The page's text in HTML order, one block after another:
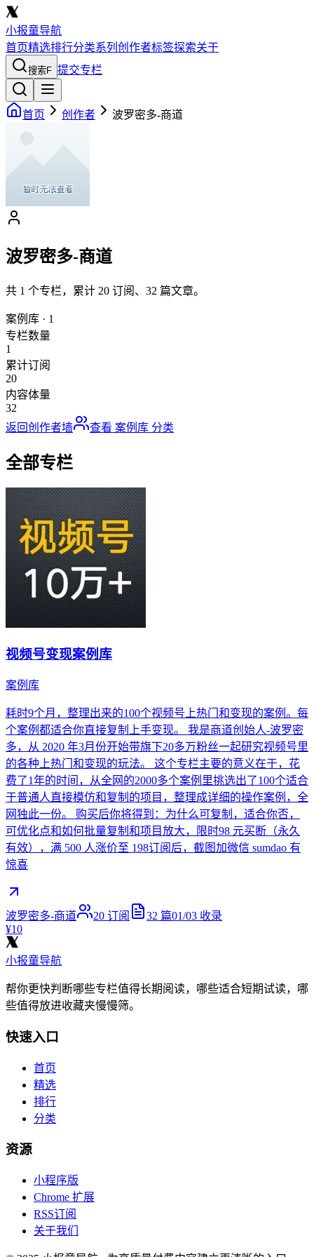
小报童导航
首页精选排行分类系列 创作者标签探索关于
搜索F 提交专栏
首页 创作者 波罗密多-商道
波罗密多-商道
共 1 个专栏，累计 20 订阅、 32 篇文章。
案例库 · 1
专栏数量
1
累计订阅
20
内容体量
32
返回创作者墙
查看 案例库 分类
全部专栏
视频号变现案例库
案例库
耗时9个月，整理出来的100个视频号上热门和变现的案例。每
个案例都适合你直接复制上手变现。 我是商道创始人-波罗密
多，从 2020 年3月份开始带旗下20多万粉丝一起研究视频号里
的各种上热门和变现的玩法。 这个专栏主要的意义在于，花
费了1年的时间，从全网的2000多个案例里挑选出了100个适合
于普通人直接模仿和复制的项目，整理成详细的操作案例，全
网独此一份。 购买后你将得到：为什么可复制，适合你否，
可优化点和如何批量复制和项目放大，限时98 元买断（永久
有效），满 500 人涨价至 198订阅后，截图加微信 sumdao 有
惊喜
波罗密多-商道 20 订阅 32 篇01/03 收录
¥10
小报童导航
帮你更快判断哪些专栏值得长期阅读，哪些适合短期试读，哪
些值得放进收藏夹慢慢筛。
快速入口
首页
精选
排行
分类
资源
小程序版
Chrome 扩展
RSS订阅
关于我们